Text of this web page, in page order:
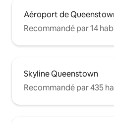
Aéroport de
Recommandé par 14
Skyline Queenstown
Recommandé par 435